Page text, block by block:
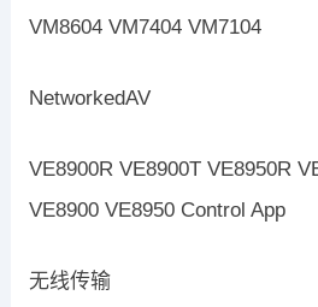
VM8604 VM7404 VM7104
NetworkedAV
VE8900R VE8900T VE8950R
VE8900 VE8950 Control App
无线传输